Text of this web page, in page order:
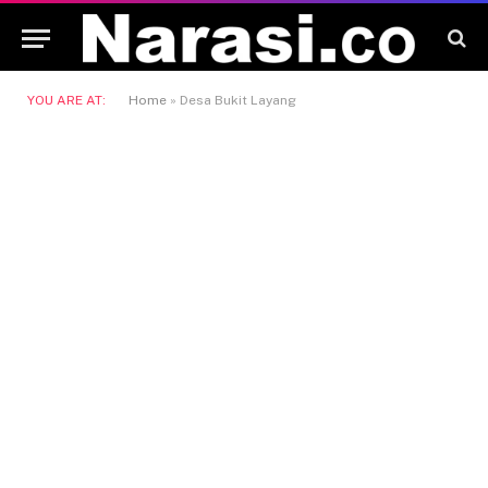
YOU ARE AT: Home » Desa Bukit Layang